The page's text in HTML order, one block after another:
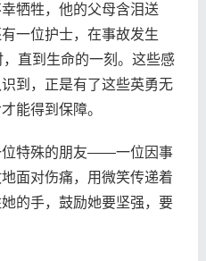
牺牲，他的父母含泪送
一位护士，在事故发生
直到生命的一刻。这些感
到，正是有了这些英勇无
能得到保障。
位特殊的朋友——一位因事
面对伤痛，用微笑传递着
的手，鼓励她要坚强，要